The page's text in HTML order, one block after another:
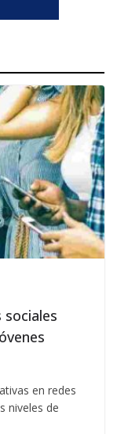
sociales
en redes
niveles de